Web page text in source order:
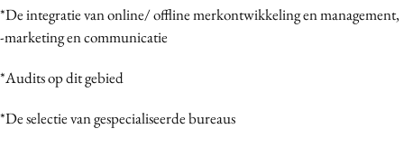
Digital transformation
Diversiteit
Gedragsverandering
Influencer marketing
*De integratie van online/ offline merkontwikkeling en management,
-marketing en communicatie
*Audits op dit gebied
*De selectie van gespecialiseerde bureaus